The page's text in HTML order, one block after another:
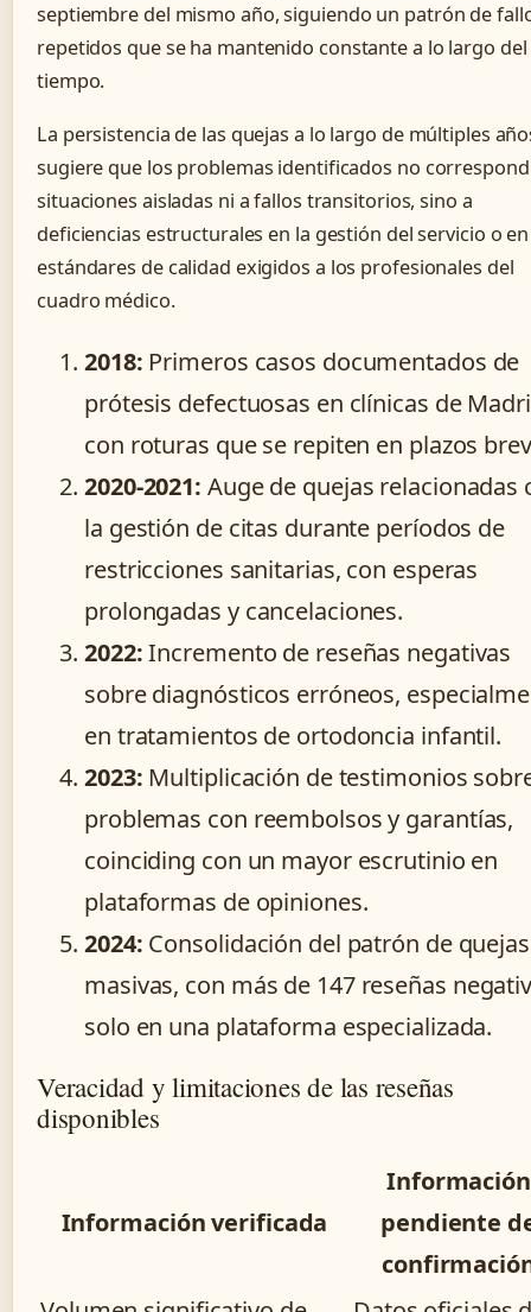
septiembre del mismo año, siguiendo un patrón de
repetidos que se ha mantenido constante a lo largo del
tiempo.
La persistencia de las quejas a lo largo de múltiples
sugiere que los problemas identificados no
situaciones aisladas ni a fallos transitorios, sino a
deficiencias estructurales en la gestión del servicio o
estándares de calidad exigidos a los profesionales del
cuadro médico.
2018: Primeros casos documentados de
prótesis defectuosas en clínicas de
con roturas que se repiten en plazos
2020-2021: Auge de quejas relacionadas
la gestión de citas durante períodos de
restricciones sanitarias, con esperas
prolongadas y cancelaciones.
2022:Incremento de reseñas negativas
sobre diagnósticos erróneos,
en tratamientos de ortodoncia infantil.
2023: Multiplicación de testimonios
problemas con reembolsos y garantías,
coinciding con un mayor escrutinio en
plataformas de opiniones.
2024: Consolidación del patrón de quejas
masivas, con más de 147 reseñas
solo en una plataforma especializada.
Veracidad y limitaciones de las reseñas
disponibles
Información verificada
Información
pendiente